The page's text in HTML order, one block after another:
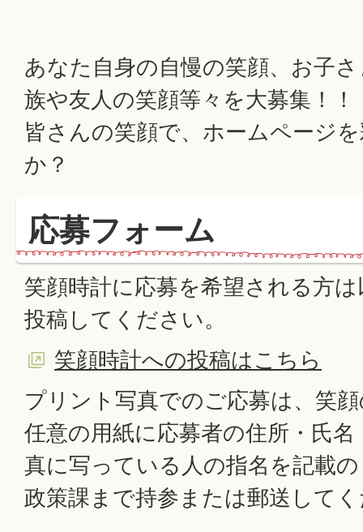
あなた自身の自慢の笑顔、お子
族や友人の笑顔等々を大募集！！
皆さんの笑顔で、ホームページ
か？
応募フォーム
笑顔時計に応募を希望される方
投稿してください。
笑顔時計への投稿はこちら
プリント写真でのご応募は、笑
任意の用紙に応募者の住所・氏
真に写っている人の指名を記載
政策課まで持参または郵送して